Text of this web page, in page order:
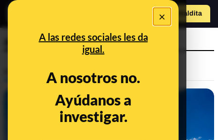
×
A las redes sociales les da
igual.
A nosotros no.
Ayúdanos a
investigar.
Hazte Maldita
actividad solar